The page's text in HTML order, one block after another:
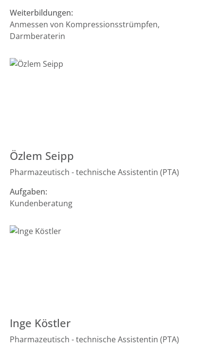
Weiterbildungen:
Anmessen von Kompressionsstrümpfen,
Darmberaterin
Özlem Seipp
Pharmazeutisch - technische Assistentin (PTA)
Aufgaben:
Kundenberatung
Inge Köstler
Pharmazeutisch - technische Assistentin (PTA)